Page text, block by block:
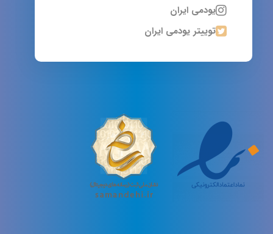
یودمی ایران
توییتر یودمی ایران